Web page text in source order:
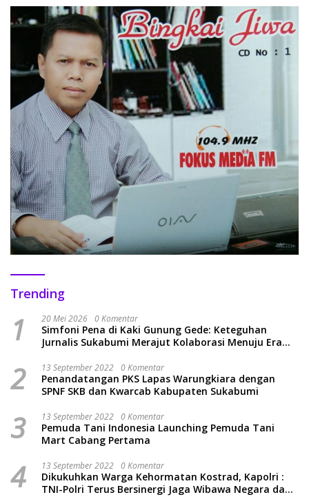
Trending
1 20 Mei 2026 0 Komentar
Simfoni Pena di Kaki Gunung Gede: Keteguhan
Jurnalis Sukabumi Merajut Kolaborasi Menuju Era
2 13 September 2022 0 Komentar
Penandatangan PKS Lapas Warungkiara dengan
SPNF SKB dan Kwarcab Kabupaten Sukabumi
3 13 September 2022 0 Komentar
Pemuda Tani Indonesia Launching Pemuda Tani
Mart Cabang Pertama
4 13 September 2022 0 Komentar
Dikukuhkan Warga Kehormatan Kostrad, Kapolri :
TNI-Polri Terus Bersinergi Jaga Wibawa Negara dan